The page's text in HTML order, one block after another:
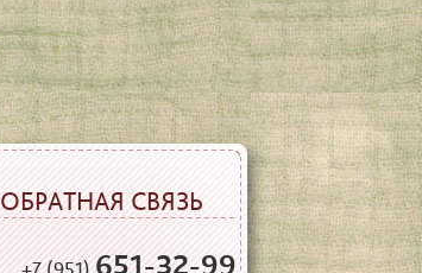
ОБРАТНАЯ СВЯЗЬ
651-32-99